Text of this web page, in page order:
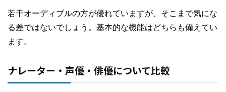
若干オーディブルの方が優れていますが、そこまで気にな
る差ではないでしょう。基本的な機能はどちらも備えてい
ます。
ナレーター・声優・俳優について比較